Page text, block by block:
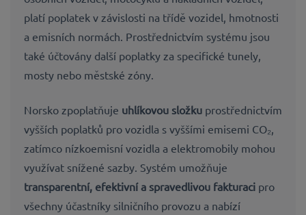
platí poplatek v závislosti na třídě vozidel, hmotnosti
a emisních normách. Prostřednictvím systému jsou
také účtovány další poplatky za specifické tunely,
mosty nebo městské zóny.
Norsko zpoplatňuje uhlíkovou složku prostřednictvím
vyšších poplatků pro vozidla s vyššími emisemi CO₂,
zatímco nízkoemisní vozidla a elektromobily mohou
využívat snížené sazby. Systém umožňuje
transparentní, efektivní a spravedlivou fakturaci pro
všechny účastníky silničního provozu a nabízí